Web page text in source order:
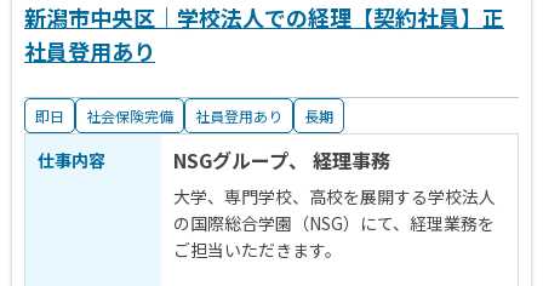
新潟市中央区｜学校法人での経理【契約社員】正
社員登用あり
即日 社会保険完備 社員登用あり 長期
仕事内容 NSGグループ、 経理事務
大学、専門学校、高校を展開する学校法人
の国際総合学園（NSG）にて、経理業務を
ご担当いただきます。